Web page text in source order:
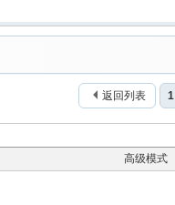
1
返回列表
高级模式